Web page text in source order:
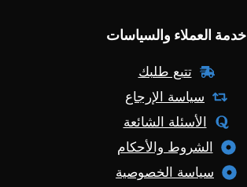
خدمة العملاء والسياسات
تتبع طلبك
سياسة الإرجاع
الأسئلة الشائعة
الشروط والأحكام
سياسة الخصوصية